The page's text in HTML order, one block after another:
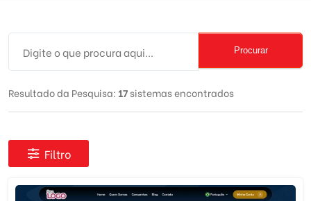
Procurar
Resultado da Pesquisa: 17sistemas encontrados
Filtro